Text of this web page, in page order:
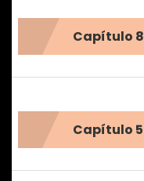
Capítulo 8
Capítulo 5